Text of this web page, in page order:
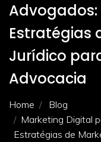
Advogados:
Estratégias
Jurídico
Advocacia
Home
Blog
Marketing Digital
Estratégias de